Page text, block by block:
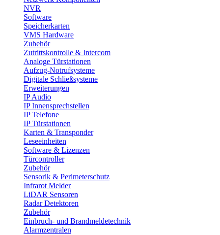
NVR
Software
Speicherkarten
VMS Hardware
Zubehör
Zutrittskontrolle & Intercom
Analoge Türstationen
Aufzug-Notrufsysteme
Digitale Schließsysteme
Erweiterungen
IP Audio
IP Innensprechstellen
IP Telefone
IP Türstationen
Karten & Transponder
Leseeinheiten
Software & Lizenzen
Türcontroller
Zubehör
Sensorik & Perimeterschutz
Infrarot Melder
LiDAR Sensoren
Radar Detektoren
Zubehör
Einbruch- und Brandmeldetechnik
Alarmzentralen